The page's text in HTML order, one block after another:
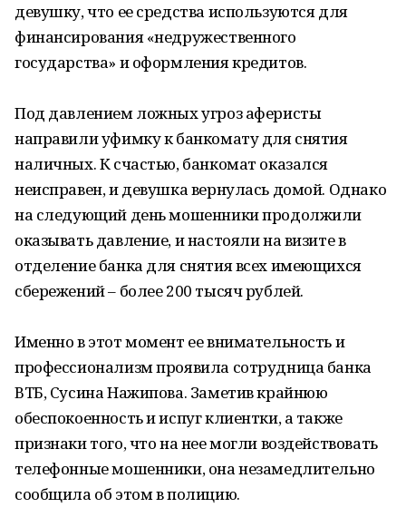
девушку, что ее средства используются для
финансирования «недружественного
государства» и оформления кредитов.
Под давлением ложных угроз аферисты
направили уфимку к банкомату для снятия
наличных. К счастью, банкомат оказался
неисправен, и девушка вернулась домой. Однако
на следующий день мошенники продолжили
оказывать давление, и настояли на визите в
отделение банка для снятия всех имеющихся
сбережений – более 200 тысяч рублей.
Именно в этот момент ее внимательность и
профессионализм проявила сотрудница банка
ВТБ, Сусина Нажипова. Заметив крайнюю
обеспокоенность и испуг клиентки, а также
признаки того, что на нее могли воздействовать
телефонные мошенники, она незамедлительно
сообщила об этом в полицию.